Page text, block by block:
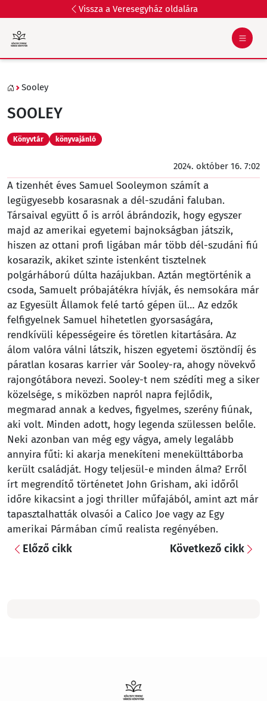
Vissza a Veresegyház oldalára
Sooley
SOOLEY
Könyvtár könyvajánló
2024. október 16. 7:02
A ​tizenhét éves Samuel Sooleymon számít a
legügyesebb kosarasnak a dél-szudáni faluban.
Társaival együtt ő is arról ábrándozik, hogy egyszer
majd az amerikai egyetemi bajnokságban játszik,
hiszen az ottani profi ligában már több dél-szudáni fiú
kosarazik, akiket szinte istenként tisztelnek
polgárháború dúlta hazájukban. Aztán megtörténik a
csoda, Samuelt próbajátékra hívják, és nemsokára már
az Egyesült Államok felé tartó gépen ül… Az edzők
felfigyelnek Samuel hihetetlen gyorsaságára,
rendkívüli képességeire és töretlen kitartására. Az
álom valóra válni látszik, hiszen egyetemi ösztöndíj és
páratlan kosaras karrier vár Sooley-ra, ahogy növekvő
rajongótábora nevezi. Sooley-t nem szédíti meg a siker
közelsége, s miközben napról napra fejlődik,
megmarad annak a kedves, figyelmes, szerény fiúnak,
aki volt. Minden adott, hogy legenda szülessen belőle.
Neki azonban van még egy vágya, amely legalább
annyira fűti: ki akarja menekíteni menekülttáborba
került családját. Hogy teljesül-e minden álma? Erről
írt megrendítő történetet John Grisham, aki időről
időre kikacsint a jogi thriller műfajából, amint azt már
tapasztalhatták olvasói a Calico Joe vagy az Egy
amerikai Pármában című realista regényében.
Előző cikk Következő cikk